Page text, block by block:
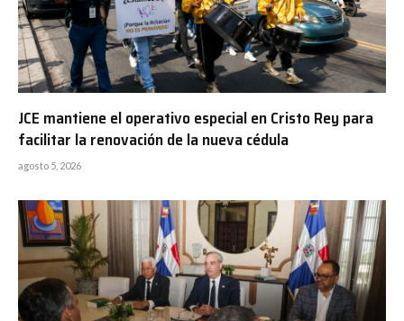
JCE mantiene el operativo especial en Cristo Rey para
facilitar la renovación de la nueva cédula
agosto 5, 2026